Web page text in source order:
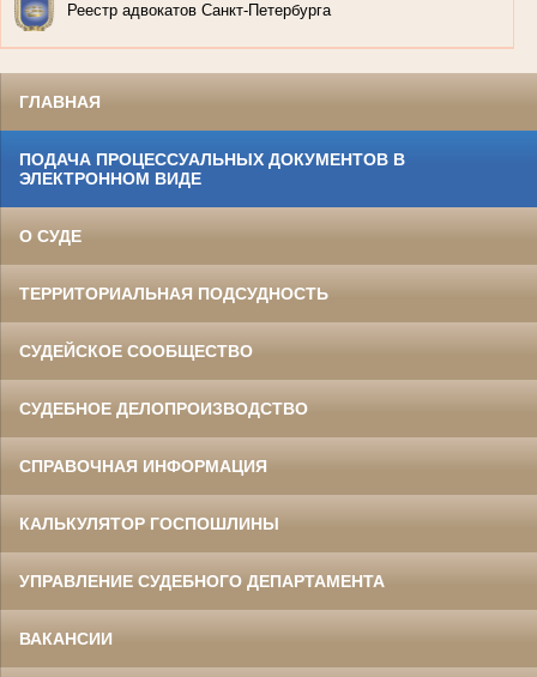
Реестр адвокатов Санкт-Петербурга
ГЛАВНАЯ
ПОДАЧА ПРОЦЕССУАЛЬНЫХ ДОКУМЕНТОВ В
ЭЛЕКТРОННОМ ВИДЕ
О СУДЕ
ТЕРРИТОРИАЛЬНАЯ ПОДСУДНОСТЬ
СУДЕЙСКОЕ СООБЩЕСТВО
СУДЕБНОЕ ДЕЛОПРОИЗВОДСТВО
СПРАВОЧНАЯ ИНФОРМАЦИЯ
КАЛЬКУЛЯТОР ГОСПОШЛИНЫ
УПРАВЛЕНИЕ СУДЕБНОГО ДЕПАРТАМЕНТА
ВАКАНСИИ